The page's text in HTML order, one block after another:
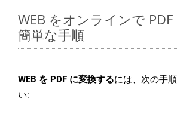
WEB をオンラインで
簡単な手順
WEB を PDF に変換するには、次の手
い: